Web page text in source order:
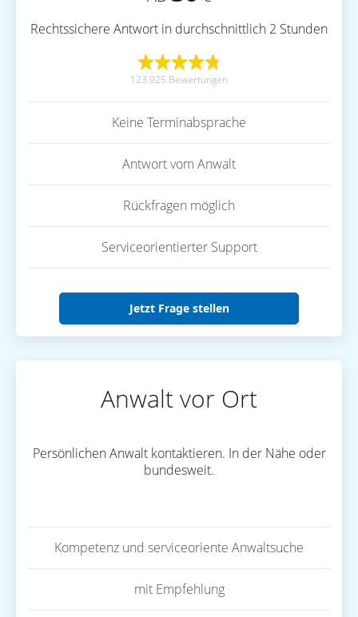
Rechtssichere Antwort in durchschnittlich 2 Stunden
123.925 Bewertungen
Keine Terminabsprache
Antwort vom Anwalt
Rückfragen möglich
Serviceorientierter Support
Jetzt Frage stellen
Anwalt vor Ort
Persönlichen Anwalt kontaktieren. In der Nähe oder
bundesweit.
Kompetenz und serviceoriente Anwaltsuche
mit Empfehlung